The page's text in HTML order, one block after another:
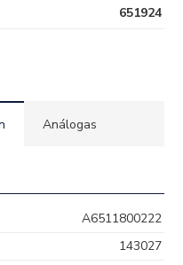
651924
Análogas
A6511800222
143027